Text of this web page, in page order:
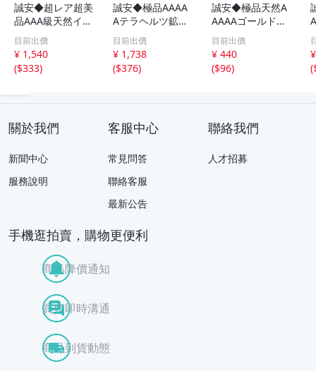
誠安◆超レア超美
品AAA級天然イー
グルアイブレスレ
ット 10mm [T15
6-6923]
目前出價
¥ 1,540
($333)
誠安◆極品AAAA
Aテラヘルツ鉱石
マッサージ棒サイ
ズ：小[T557-215
1]
目前出價
¥ 1,738
($376)
誠安◆極品天然A
AAAAゴールドタ
イチンルチルブレ
スレット 6mm [T
171-7937]
目前出價
¥ 440
($96)
(
關於我們
新聞中心
服務說明
客服中心
常見問答
聯絡客服
最新公告
聯絡我們
人才招募
手機逛拍賣，購物更便利
商品降價通知
買賣即時溝通
商品到貨動態